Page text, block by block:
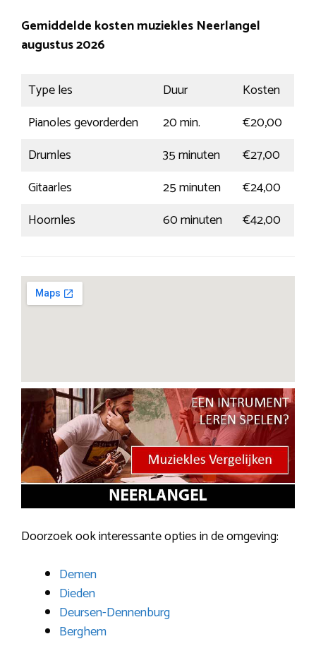
Gemiddelde kosten muziekles Neerlangel
augustus 2026
Type les Duur
Kosten
Pianoles gevorderden
20 min.
€20,00
Drumles
35 minuten
€27,00
Gitaarles
25 minuten
€24,00
Hoornles
60 minuten €42,00
Doorzoek ook interessante opties in de omgeving:
Demen
Dieden
Deursen-Dennenburg
Berghem